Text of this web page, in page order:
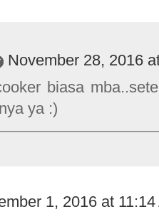
November 28, 2016
biasa
ya :)
1, 2016 at 11:14